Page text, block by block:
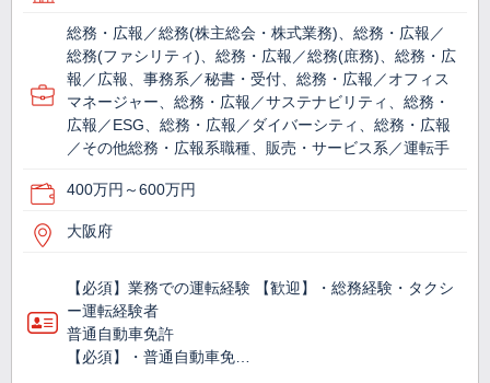
総務・広報／総務(株主総会・株式業務)、総務・広報／
総務(ファシリティ)、総務・広報／総務(庶務)、総務・広
報／広報、事務系／秘書・受付、総務・広報／オフィス
マネージャー、総務・広報／サステナビリティ、総務・
広報／ESG、総務・広報／ダイバーシティ、総務・広報
／その他総務・広報系職種、販売・サービス系／運転手
400万円～600万円
大阪府
【必須】業務での運転経験 【歓迎】・総務経験・タクシ
ー運転経験者
普通自動車免許
【必須】・普通自動車免…